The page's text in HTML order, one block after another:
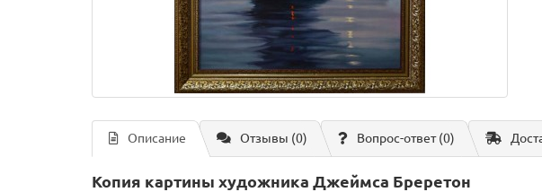
Описание Отзывы (0) Вопрос-ответ(0)
Копия картины художника Джеймса Бреретон